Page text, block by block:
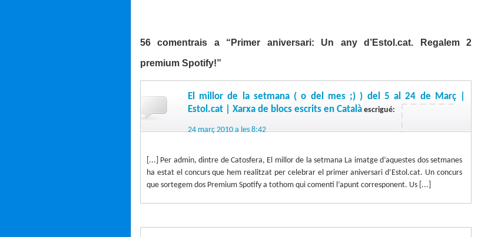
56 comentrais a “Primer aniversari: Un any d’Estol.cat. Regalem 2
premium Spotify!”
El millor de la setmana ( o del mes ;) ) del 5 al 24 de Març |
Estol.cat | Xarxa de blocs escrits en Català escrigué:
24 març 2010 a les 8:42
[...] Per admin, dintre de Catosfera, El millor de la setmana La imatge d’aquestes dos setmanes
ha estat el concurs que hem realitzat per celebrar el primer aniversari d’Estol.cat. Un concurs
que sortegem dos Premium Spotify a tothom qui comenti l’apunt corresponent. Us [...]